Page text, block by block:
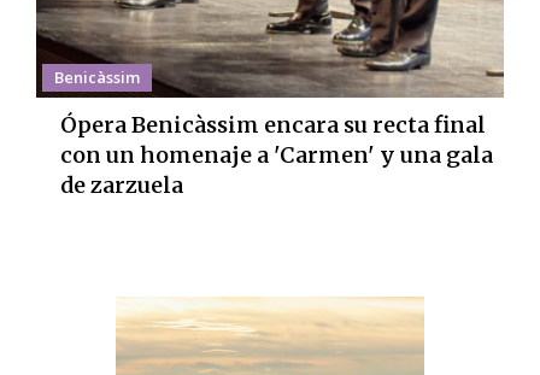
Benicàssim
Ópera Benicàssim encara su recta final
con un homenaje a 'Carmen' y una gala
de zarzuela